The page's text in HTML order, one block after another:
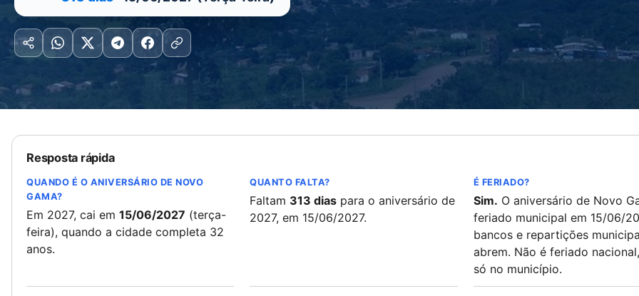
Resposta rápida
QUANDO É O ANIVERSÁRIO DE NOVO
GAMA?
Em 2027, cai em 15/06/2027 (terça-
feira), quando a cidade completa 32
anos.
QUANTO FALTA?
Faltam 313 dias para o aniversário de
2027, em 15/06/2027.
É FERIADO?
Sim. O aniversário de Novo
feriado municipal em 15/06/
bancos e repartições
abrem. Não é feriado
só no município.